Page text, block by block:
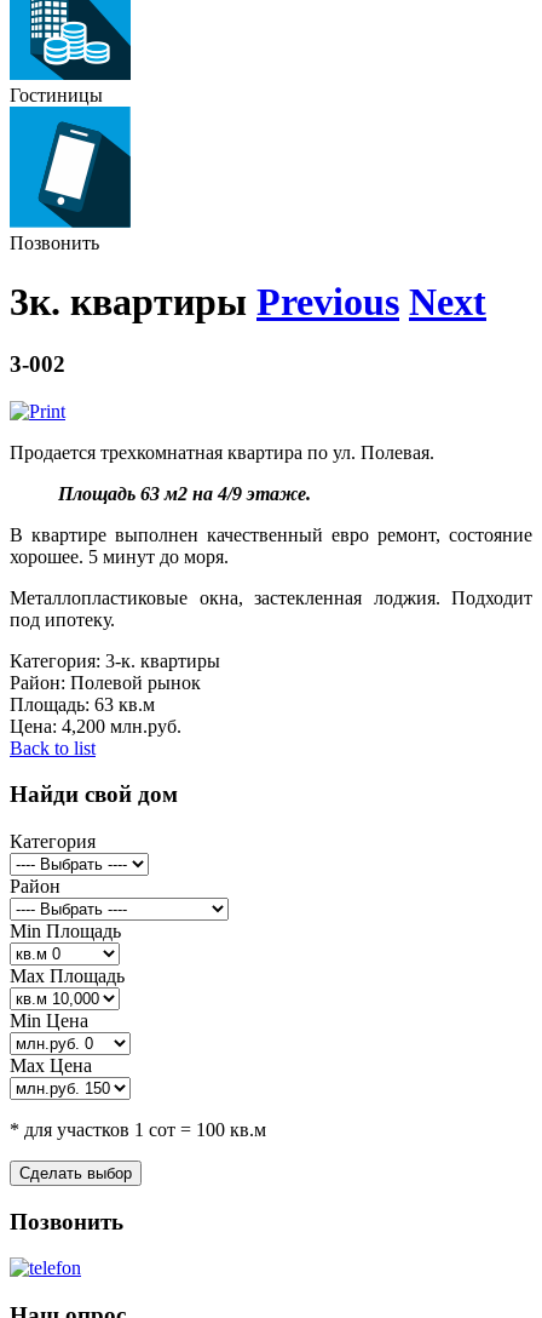
Гостиницы
Позвонить
3к. квартиры Previous Next
3-002
Продается трехкомнатная квартира по ул. Полевая.
Площадь 63 м2 на 4/9 этаже.
В квартире выполнен качественный евро ремонт, состояние
хорошее. 5 минут до моря.
Металлопластиковые окна, застекленная лоджия. Подходит
под ипотеку.
Категория: 3-к. квартиры
Район: Полевой рынок
Площадь: 63 кв.м
Цена: 4,200 млн.руб.
Back to list
Найди свой дом
Категория
Район
Min Площадь
Max Площадь
Min Цена
Max Цена
* для участков 1 сот = 100 кв.м
Позвонить